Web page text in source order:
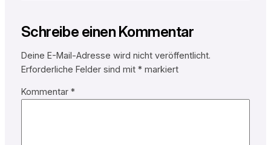
Schreibe einen Kommentar
Deine E-Mail-Adresse wird nicht veröffentlicht.
Erforderliche Felder sind mit *markiert
Kommentar *